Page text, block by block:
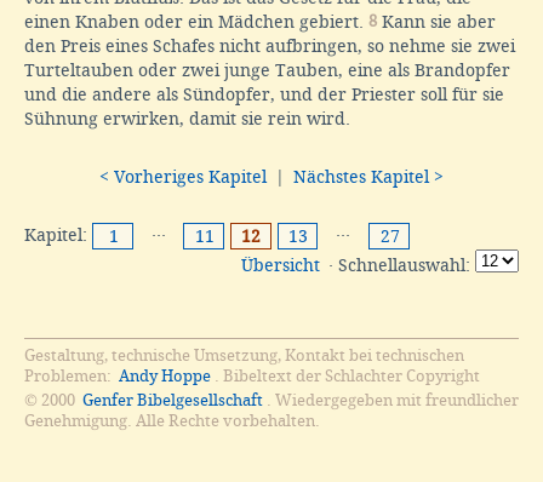
einen Knaben oder ein Mädchen gebiert. 8 Kann sie aber
den Preis eines Schafes nicht aufbringen, so nehme sie zwei
Turteltauben oder zwei junge Tauben, eine als Brandopfer
und die andere als Sündopfer, und der Priester soll für sie
Sühnung erwirken, damit sie rein wird.
< Vorheriges Kapitel Nächstes Kapitel >
Kapitel: 1 ··· 11 12 13 ···
27
Übersicht · Schnellauswahl:
Gestaltung, technische Umsetzung, Kontakt bei technischen
Problemen: Andy Hoppe . Bibeltext der Schlachter Copyright
© 2000 Genfer Bibelgesellschaft . Wiedergegeben mit freundlicher
Genehmigung. Alle Rechte vorbehalten.